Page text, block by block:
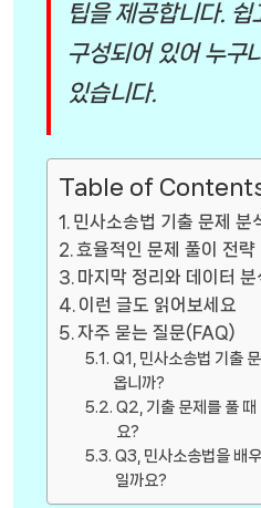
팁을 제공합니다.
구성되어 있어 누구
있습니다.
Table of
민사소송법 기출 문제 분
효율적인 문제 풀이 전략
마지막 정리와 데이터 분
이런 글도 읽어보세요
자주 묻는 질문(FAQ)
Q1, 민사소송법 기출
옵니까?
Q2, 기출 문제를 풀 때
요?
Q3, 민사소송법을 배
일까요?